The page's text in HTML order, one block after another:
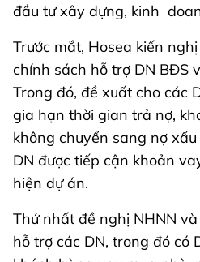
đầu tư xây dựng, kinh
Trước mắt, Hosea kiến
chính sách hỗ trợ DN BĐS
Trong đó, đề xuất cho các
gia hạn thời gian trả nợ,
không chuyển sang nợ
DN được tiếp cận khoản
hiện dự án.
Thứ nhất đề nghị NHNN
hỗ trợ các DN, trong đó có